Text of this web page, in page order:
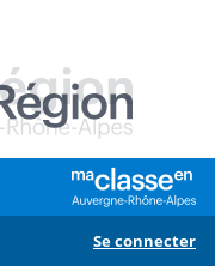
Se connecter